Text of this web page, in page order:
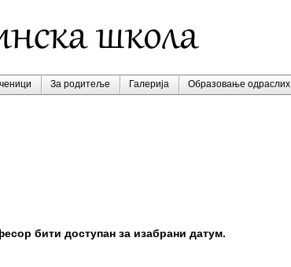
За родитеље Галерија Образовање одраслих
бити доступан за изабрани датум.